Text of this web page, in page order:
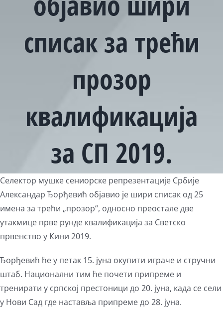
списак за трећи
прозор
квалификација
за СП 2019.
View
Larger
Image
Селектор мушке сениорске репрезентације Србије
Александар Ђорђевић објавио је шири списак од 25
имена за трећи „прозор“, односно преостале две
утакмице првe рундe квалификација за Светско
првенство у Кини 2019.
Ђорђевић ће у петак 15. јуна окупити играче и стручни
штаб. Национални тим ће почети припреме и
тренирати у српској престоници до 20. јуна, када се сели
у Нови Сад где наставља припреме до 28. јуна.